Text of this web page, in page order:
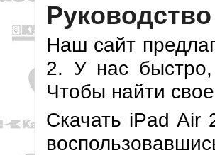
Наш сайт
2. У нас быстро,
Чтобы найти
Скачать iPad Air